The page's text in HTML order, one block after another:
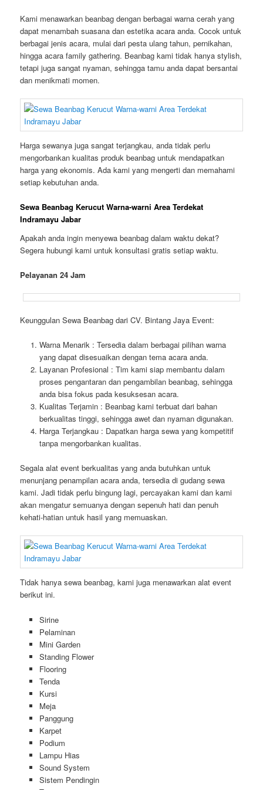
Kami menawarkan beanbag dengan berbagai warna cerah yang
dapat menambah suasana dan estetika acara anda. Cocok untuk
berbagai jenis acara, mulai dari pesta ulang tahun, pernikahan,
hingga acara family gathering. Beanbag kami tidak hanya stylish,
tetapi juga sangat nyaman, sehingga tamu anda dapat bersantai
dan menikmati momen.
Harga sewanya juga sangat terjangkau, anda tidak perlu
mengorbankan kualitas produk beanbag untuk mendapatkan
harga yang ekonomis. Ada kami yang mengerti dan memahami
setiap kebutuhan anda.
Sewa Beanbag Kerucut Warna-warni Area Terdekat
Indramayu Jabar
Apakah anda ingin menyewa beanbag dalam waktu dekat?
Segera hubungi kami untuk konsultasi gratis setiap waktu.
Pelayanan 24 Jam
Keunggulan Sewa Beanbag dari CV. Bintang Jaya Event:
Warna Menarik : Tersedia dalam berbagai pilihan warna
yang dapat disesuaikan dengan tema acara anda.
Layanan Profesional : Tim kami siap membantu dalam
proses pengantaran dan pengambilan beanbag, sehingga
anda bisa fokus pada kesuksesan acara.
Kualitas Terjamin : Beanbag kami terbuat dari bahan
berkualitas tinggi, sehingga awet dan nyaman digunakan.
Harga Terjangkau : Dapatkan harga sewa yang kompetitif
tanpa mengorbankan kualitas.
Segala alat event berkualitas yang anda butuhkan untuk
menunjang penampilan acara anda, tersedia di gudang sewa
kami. Jadi tidak perlu bingung lagi, percayakan kami dan kami
akan mengatur semuanya dengan sepenuh hati dan penuh
kehati-hatian untuk hasil yang memuaskan.
Tidak hanya sewa beanbag, kami juga menawarkan alat event
berikut ini.
Sirine
Pelaminan
Mini Garden
Standing Flower
Flooring
Tenda
Kursi
Meja
Panggung
Karpet
Podium
Lampu Hias
Sound System
Sistem Pendingin